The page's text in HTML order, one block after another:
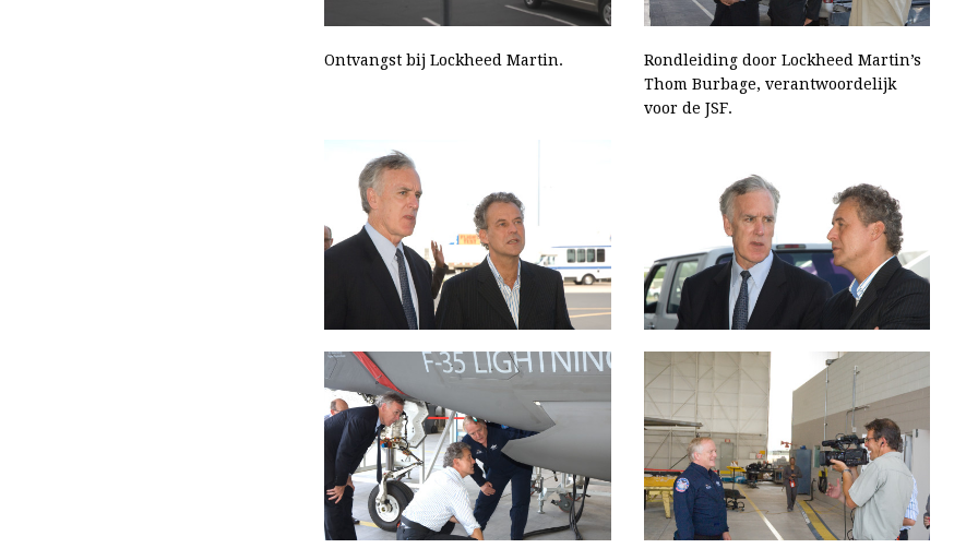
Ontvangst bij Lockheed Martin.
Rondleiding door Lockheed Martin’s
Thom Burbage, verantwoordelijk
voor de JSF.